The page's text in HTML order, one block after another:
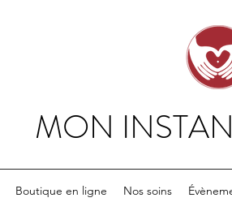
MON
Boutique en ligne Nos soins